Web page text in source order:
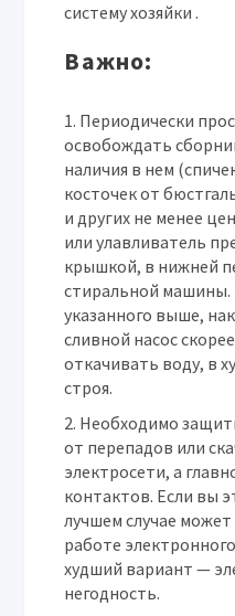
систему хозяйки .
Важно:
Периодически
освобождать
наличия в нем
косточек от
и других не менее
или улавливатель
крышкой, в нижней
стиральной машины.
указанного выше,
сливной насос
откачивать воду, в
строя.
Необходимо
от перепадов или
электросети, а
контактов. Если вы
лучшем случае
работе
худший вариант —
негодность.